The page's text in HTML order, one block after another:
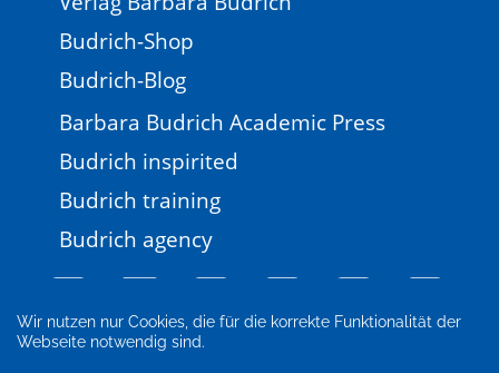
Wir nutzen nur Cookies, die für die korrekte Funktionalität der
Webseite notwendig sind.
Budrich-Shop
Budrich-Blog
Barbara Budrich Academic Press
Budrich inspirited
Budrich training
Budrich agency
Impressum